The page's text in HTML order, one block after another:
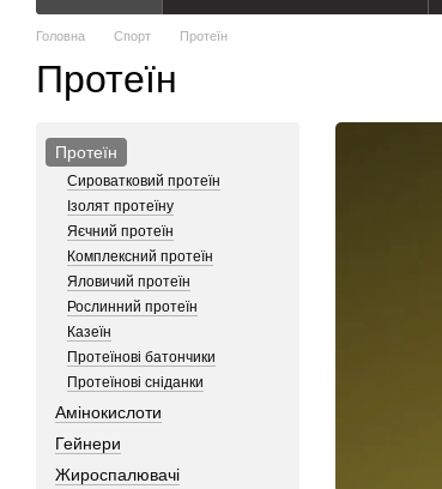
Головна Спорт Протеїн
Протеїн
Протеїн
Сироватковий протеїн
Ізолят протеїну
Яєчний протеїн
Комплексний протеїн
Яловичий протеїн
Рослинний протеїн
Казеїн
Протеїнові батончики
Протеїнові сніданки
Амінокислоти
Гейнери
Жироспалювачі